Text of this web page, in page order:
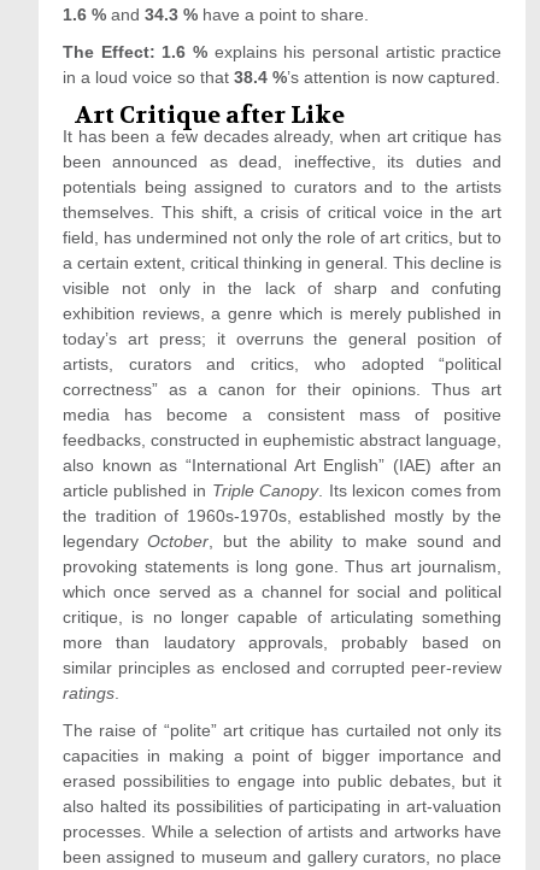
1.6 % and 34.3 % have a point to share.
The Effect: 1.6 % explains his personal artistic practice
in a loud voice so that 38.4 %’s attention is now captured.
Art Critique after Like
It has been a few decades already, when art critique has
been announced as dead, ineffective, its duties and
potentials being assigned to curators and to the artists
themselves. This shift, a crisis of critical voice in the art
field, has undermined not only the role of art critics, but to
a certain extent, critical thinking in general. This decline is
visible not only in the lack of sharp and confuting
exhibition reviews, a genre which is merely published in
today’s art press; it overruns the general position of
artists, curators and critics, who adopted “political
correctness” as a canon for their opinions. Thus art
media has become a consistent mass of positive
feedbacks, constructed in euphemistic abstract language,
also known as “International Art English” (IAE) after an
article published in Triple Canopy. Its lexicon comes from
the tradition of 1960s-1970s, established mostly by the
legendaryOctober , but the ability to make sound and
provoking statements is long gone. Thus art journalism,
which once served as a channel for social and political
critique, is no longer capable of articulating something
more than laudatory approvals, probably based on
similar principles as enclosed and corrupted peer-review
ratings.
The raise of “polite” art critique has curtailed not only its
capacities in making a point of bigger importance and
erased possibilities to engage into public debates, but it
also halted its possibilities of participating in art-valuation
processes. While a selection of artists and artworks have
been assigned to museum and gallery curators, no place